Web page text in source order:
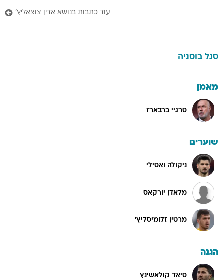
עוד כתבות בנושא אדין צוצאליץ'
סגל בוסניה
מאמן
סרגיי ברבארז
שוערים
ניקולה ואסילי
מלאדן יורקאס
מרטין זלומיסליץ'
הגנה
סיאד קולאשינץ